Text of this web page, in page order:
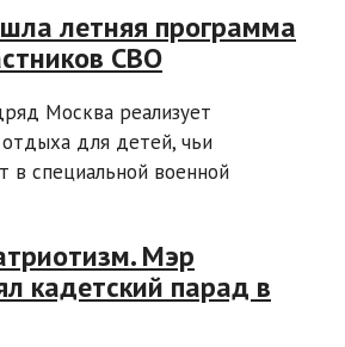
летняя программа
СВО
Москва реализует
для детей, чьи
в специальной военной
Мэр
кадетский парад в